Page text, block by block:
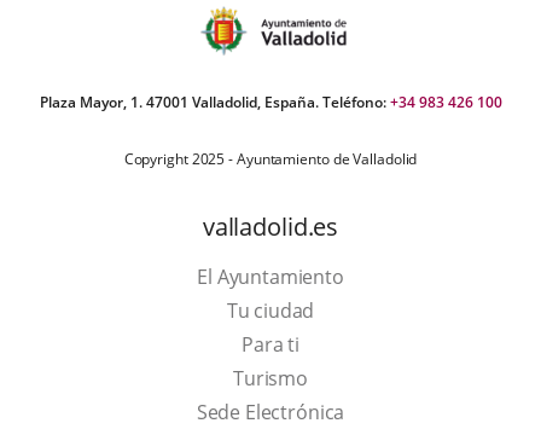
Plaza Mayor, 1. 47001 Valladolid, España. Teléfono:+34 983 426 100
Copyright 2025 - Ayuntamiento de Valladolid
valladolid.es
El Ayuntamiento
Tu ciudad
Para ti
TurismoThis
link
Sede Electrónica